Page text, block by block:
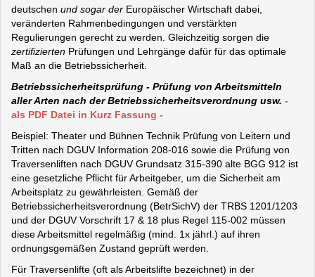
deutschen und sogar der Europäischer Wirtschaft dabei,
veränderten Rahmenbedingungen und verstärkten
Regulierungen gerecht zu werden. Gleichzeitig sorgen die
zertifizierten Prüfungen und Lehrgänge dafür für das optimale
Maß an die Betriebssicherheit.
Betriebssicherheitsprüfung - Prüfung von Arbeitsmitteln
aller Arten nach der Betriebssicherheitsverordnung usw. -
als PDF Datei in Kurz Fassung -
Beispiel: Theater und Bühnen Technik Prüfung von Leitern und
Tritten nach DGUV Information 208-016 sowie die Prüfung von
Traversenliften nach DGUV Grundsatz 315-390 alte BGG 912 ist
eine gesetzliche Pflicht für Arbeitgeber, um die Sicherheit am
Arbeitsplatz zu gewährleisten. Gemäß der
Betriebssicherheitsverordnung (BetrSichV) der TRBS 1201/1203
und der DGUV Vorschrift 17 & 18 plus Regel 115-002 müssen
diese Arbeitsmittel regelmäßig (mind. 1x jährl.) auf ihren
ordnungsgemäßen Zustand geprüft werden.
Für Traversenlifte (oft als Arbeitslifte bezeichnet) in der